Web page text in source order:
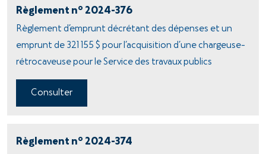
Règlement no 2024-376
Règlement d’emprunt décrétant des dépenses et un
emprunt de 321 155 $ pour l’acquisition d’une chargeuse-
rétrocaveuse pour le Service des travaux publics
Consulter
Règlement no 2024-374